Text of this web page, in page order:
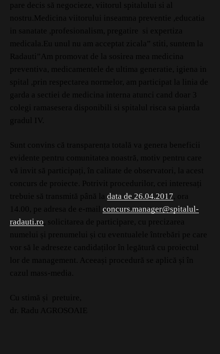
pare decis să negocieze, viitorul spitalului si al
nostru.Medicina viitorului inseamna preventie ,educatia
in sanatate ,profesionalism, pregatire si expertiza
medicala.Eu unul nu am acceptat zicala” stiti, suntem la
Radauti”Am promovat de la sosirea mea medicina
preventiva, medicamentele de ultima generatie, igiena in
spital ,prin respectarea normelor, am participat la linia de
garda a sectiei de medicina interna atunci cand doar 3
colegi ramasesera disponibili si spitalul risca sa piarda
gradul IV.
Sunt convins că transparența totală va genera beneficii
evidente pentru comunitatea noastră, motiv pentru care
vă invit să participați, în calitate de observatori, la acest
concurs de proiecte. Potrivit procedurilor, cei interesați
trebuie să transmită până la data de 26.04.2017, ora
14.00, pe adresa de e-mail concurs.manager@spitalul-
radauti.ro, solicitarea de participare, cu precizarea
numelui și prenumelui și cu eventualele întrebări pe care
vor să le adreseze candidaților în legătură cu proiectul
lor de management. Aceeași procedură se aplică și în
cazul mass-media.
Cu stimă și pretuire,
dr. Radu AGROSOAIE